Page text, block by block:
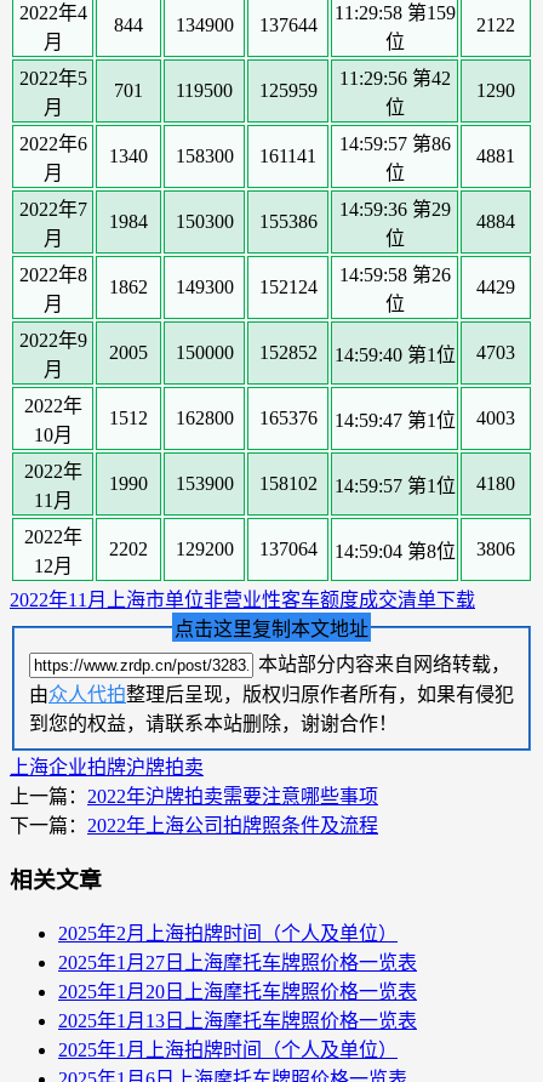
2022年4
月
844 134900 137644
11:29:58 第159
位
2122
2022年5
月
701 119500 125959
11:29:56 第42
位
1290
2022年6
月
1340 158300 161141
14:59:57 第86
位
4881
2022年7
月
1984 150300 155386
14:59:36 第29
位
4884
2022年8
月
1862 149300 152124
14:59:58 第26
位
4429
2022年9
月
2005 150000 152852 14:59:40 第1位 4703
2022年
10月
1512 162800 165376 14:59:47 第1位 4003
2022年
11月
1990 153900 158102 14:59:57 第1位 4180
2022年
12月
2202 129200 137064 14:59:04 第8位 3806
2022年11月上海市单位非营业性客车额度成交清单下载
点击这里复制本文地址
本站部分内容来自网络转载，
由众人代拍整理后呈现，版权归原作者所有，如果有侵犯
到您的权益，请联系本站删除，谢谢合作！
上海企业拍牌沪牌拍卖
上一篇： 2022年沪牌拍卖需要注意哪些事项
下一篇： 2022年上海公司拍牌照条件及流程
相关文章
2025年2月上海拍牌时间（个人及单位）
2025年1月27日上海摩托车牌照价格一览表
2025年1月20日上海摩托车牌照价格一览表
2025年1月13日上海摩托车牌照价格一览表
2025年1月上海拍牌时间（个人及单位）